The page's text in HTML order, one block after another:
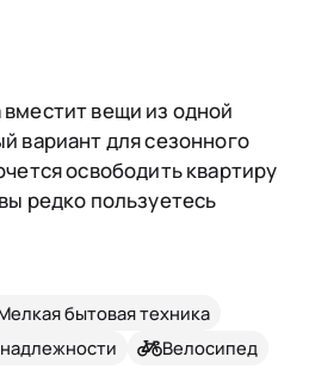
вещи из одной
вариант для сезонного
освободить квартиру
редко пользуетесь
бытовая техника
Велосипед